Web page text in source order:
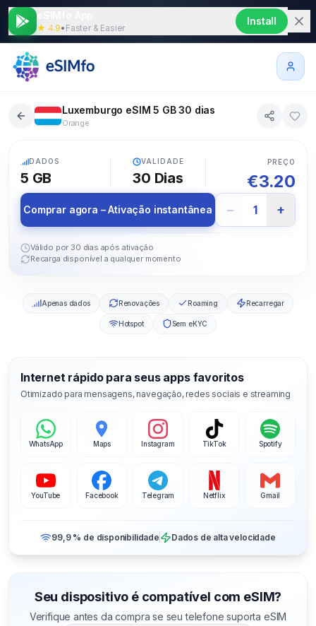
★ 4.9• Faster & Easier
Install
Luxemburgo eSIM 5 GB 30 dias
Orange
DADOS
5 GB
VALIDADE
30 Dias
PREÇO
€3.20
Comprar agora – Ativação instantânea − 1 +
Válido por 30 dias após ativação
Recarga disponível a qualquer momento
Apenas dados Renovações Roaming Recarregar
Hotspot Sem eKYC
Internet rápido para seus apps favoritos
Otimizado para mensagens, navegação, redes sociais e streaming
WhatsApp Maps Instagram TikTok Spotify
YouTube Facebook Telegram Netflix Gmail
99,9 % de disponibilidade Dados de alta velocidade
Seu dispositivo é compatível com eSIM?
Verifique antes da compra se seu telefone suporta eSIM